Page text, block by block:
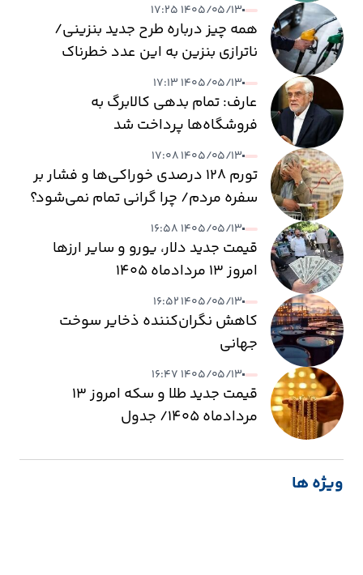
۱۴۰۵/۰۵/۱۳ ۱۷:۲۵
همه چیز درباره طرح جدید بنزینی/
ناترازی بنزین به این عدد خطرناک
می‌رسد
۱۴۰۵/۰۵/۱۳ ۱۷:۱۳
عارف: تمام بدهی کالابرگ به
فروشگاه‌ها پرداخت شد
۱۴۰۵/۰۵/۱۳ ۱۷:۰۸
تورم ۱۲۸ درصدی خوراکی‌ها و فشار بر
سفره مردم/ چرا گرانی تمام نمی‌شود؟
۱۴۰۵/۰۵/۱۳ ۱۶:۵۸
قیمت جدید دلار، یورو و سایر ارزها
امروز ۱۳ مردادماه ۱۴۰۵
۱۴۰۵/۰۵/۱۳ ۱۶:۵۲
کاهش نگران‌کننده ذخایر سوخت
جهانی
۱۴۰۵/۰۵/۱۳ ۱۶:۴۷
قیمت جدید طلا و سکه امروز ۱۳
مردادماه ۱۴۰۵/ جدول
ویژه ها